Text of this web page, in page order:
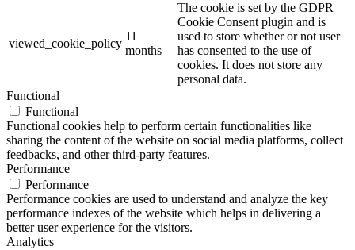
viewed_cookie_policy
11
months
The cookie is set by the GDPR
Cookie Consent plugin and is
used to store whether or not user
has consented to the use of
cookies. It does not store any
personal data.
Functional
Functional
Functional cookies help to perform certain functionalities like
sharing the content of the website on social media platforms, collect
feedbacks, and other third-party features.
Performance
Performance
Performance cookies are used to understand and analyze the key
performance indexes of the website which helps in delivering a
better user experience for the visitors.
Analytics